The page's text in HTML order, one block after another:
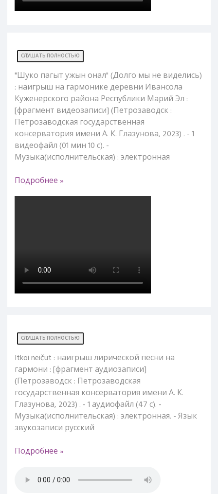
СЛУШАТЬ ПОЛНОСТЬЮ
"Шуко пагыт ужын онал" (Долго мы не виделись)
: наигрыш на гармонике деревни Ивансола
Куженерского района Республики Марий Эл :
[фрагмент видеозаписи] (Петрозаводск :
Петрозаводская государственная
консерватория имени А. К. Глазунова, 2023) . - 1
видеофайл (01 мин 10 с). -
Музыка(исполнительская) : электронная
Подробнее »
СЛУШАТЬ ПОЛНОСТЬЮ
Itkoi neičut : наигрыш лирической песни на
гармони : [фрагмент аудиозаписи]
(Петрозаводск : Петрозаводская
государственная консерватория имени А. К.
Глазунова, 2023) . - 1 аудиофайл (47 с). -
Музыка(исполнительская) : электронная. - Язык
звукозаписи русский
Подробнее »